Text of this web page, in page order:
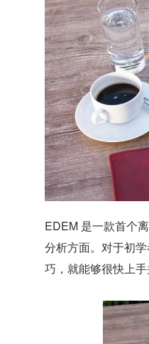
EDEM 是一款首个
分析方面。对于初
巧，就能够很快上手